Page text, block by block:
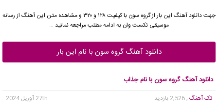
جهت دانلود آهنگ این بار ازگروه سون
با کیفیت ۱۲۸ و ۳۲۰ و مشاهده متن این آهنگ از رسانه
موسیقی نکست وان به ادامه مطلب مراجعه نمائید …
دانلود آهنگ گروه سون با نام این بار
دانلود آهنگ گروه سون با نام جذاب
تک آهنگ , 2,526 بازدید
27th آوریل 2024